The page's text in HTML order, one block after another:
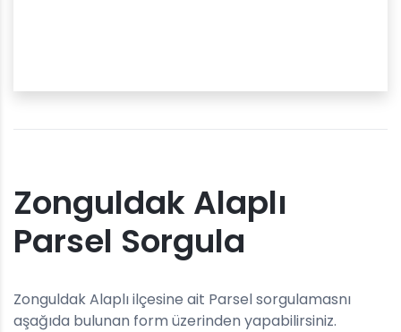
Zonguldak Alaplı
Parsel Sorgula
Zonguldak Alaplı ilçesine ait Parsel sorgulamasnı
aşağıda bulunan form üzerinden yapabilirsiniz.